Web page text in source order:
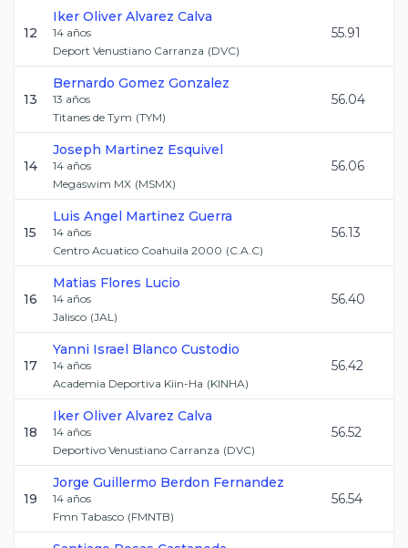
12
Iker Oliver Alvarez Calva
14 años
Deport Venustiano Carranza (DVC)
55.91
13
Bernardo Gomez Gonzalez
13 años
Titanes de Tym (TYM)
56.04
14
Joseph Martinez Esquivel
14 años
Megaswim MX (MSMX)
56.06
15
Luis Angel Martinez Guerra
14 años
Centro Acuatico Coahuila 2000 (C.A.C)
56.13
16
Matias Flores Lucio
14 años
Jalisco (JAL)
56.40
17
Yanni Israel Blanco Custodio
14 años
Academia Deportiva Kiin-Ha (KINHA)
56.42
18
Iker Oliver Alvarez Calva
14 años
Deportivo Venustiano Carranza (DVC)
56.52
19
Jorge Guillermo Berdon Fernandez
14 años
Fmn Tabasco (FMNTB)
56.54